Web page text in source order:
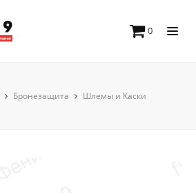
0
Бронезащита Шлемы и Каски